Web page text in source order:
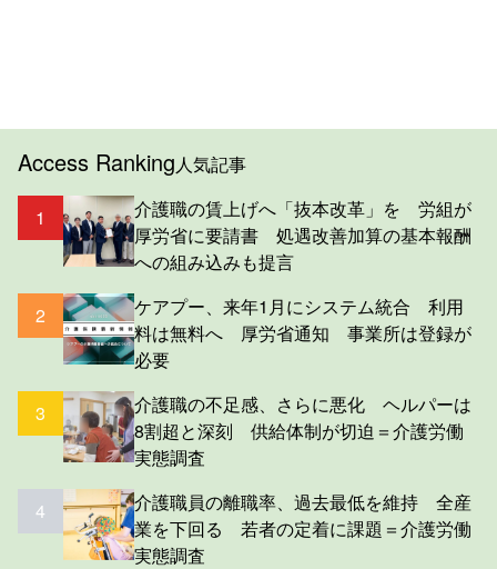
Access Ranking人気記事
1
介護職の賃上げへ「抜本改革」を 労組が
厚労省に要請書 処遇改善加算の基本報酬
への組み込みも提言
2
ケアプー、来年1月にシステム統合 利用
料は無料へ 厚労省通知 事業所は登録が
必要
3
介護職の不足感、さらに悪化 ヘルパーは
8割超と深刻 供給体制が切迫＝介護労働
実態調査
4
介護職員の離職率、過去最低を維持 全産
業を下回る 若者の定着に課題＝介護労働
実態調査